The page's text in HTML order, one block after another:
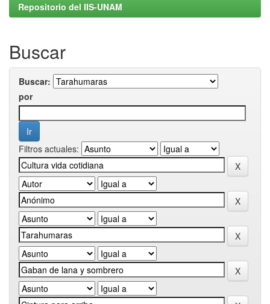
Repositorio del IIS-UNAM
Buscar
Buscar:
por
Filtros actuales: